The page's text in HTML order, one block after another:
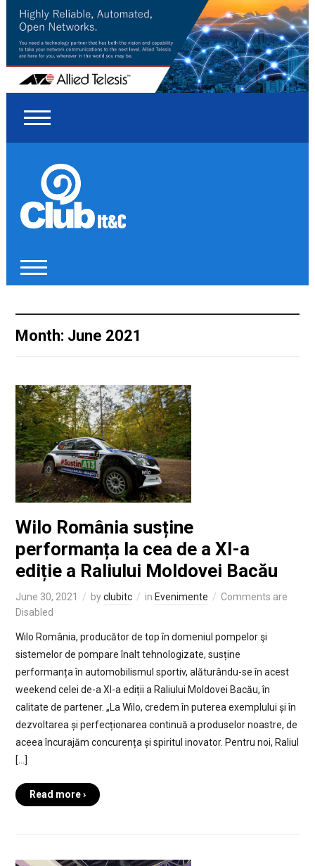
Month: June 2021
Wilo România susține
performanța la cea de a XI-a
ediție a Raliului Moldovei Bacău
June 30, 2021 byclubitc in Evenimente
Comments are
Disabled
Wilo România, producător de top în domeniul pompelor şi
sistemelor de pompare înalt tehnologizate, susține
performanța în automobilismul sportiv, alăturându-se în acest
weekend celei de-a XI-a ediții a Raliului Moldovei Bacău, în
calitate de partener. „La Wilo, credem în puterea exemplului și în
dezvoltarea și perfecționarea continuă a produselor noastre, de
aceea încurajăm concurența și spiritul inovator. Pentru noi, Raliul
[…]
Read more ›